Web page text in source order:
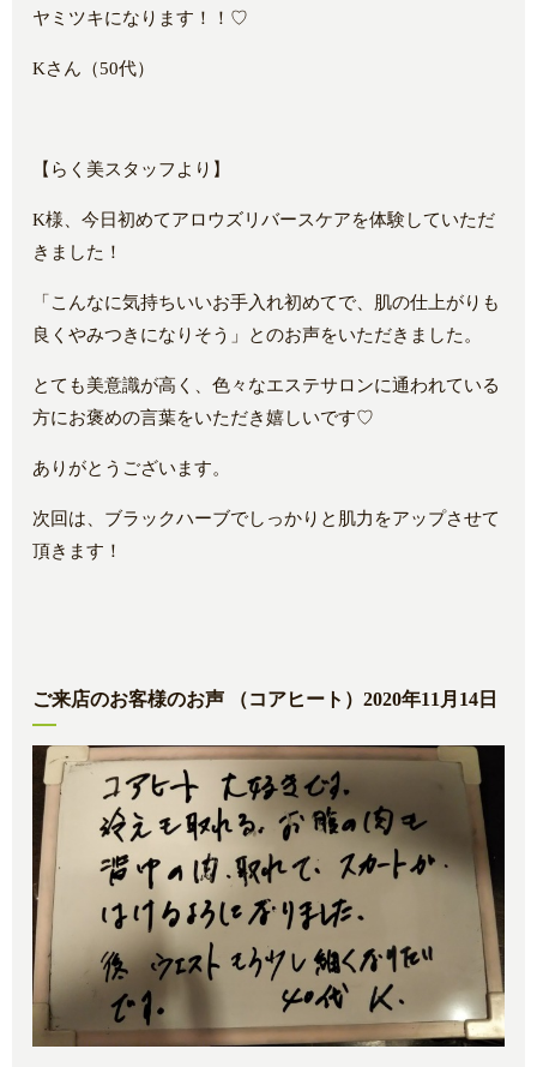
ヤミツキになります！！♡
Kさん（50代）
【らく美スタッフより】
K様、今日初めてアロウズリバースケアを体験していただ
きました！
「こんなに気持ちいいお手入れ初めてで、肌の仕上がりも
良くやみつきになりそう」とのお声をいただきました。
とても美意識が高く、色々なエステサロンに通われている
方にお褒めの言葉をいただき嬉しいです♡
ありがとうございます。
次回は、ブラックハーブでしっかりと肌力をアップさせて
頂きます！
ご来店のお客様のお声 （コアヒート）2020年11月14日